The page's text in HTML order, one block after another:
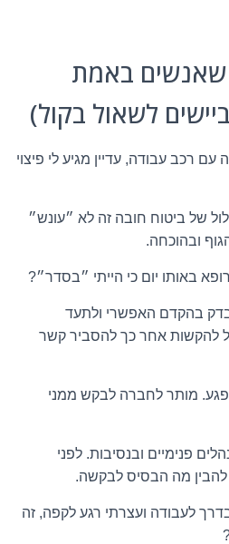
שאנשים באמת
לשאול בקול)
רכב עבודה, עדיין מגיע לי פיצוי
של ביטוח חובה זה לא ״עונש״
ובהוכחה.
באותו יום כי הייתי ״בסדר״?
בהקדם האפשרי ולתעד
להקשות אחר כך להסביר קשר
מותר לחברה לבקש ממני
פנימיים ובנסיבות. לפני
להבין מה הבסיס לבקשה.
לעבודה ועצרתי רגע לקפה, זה